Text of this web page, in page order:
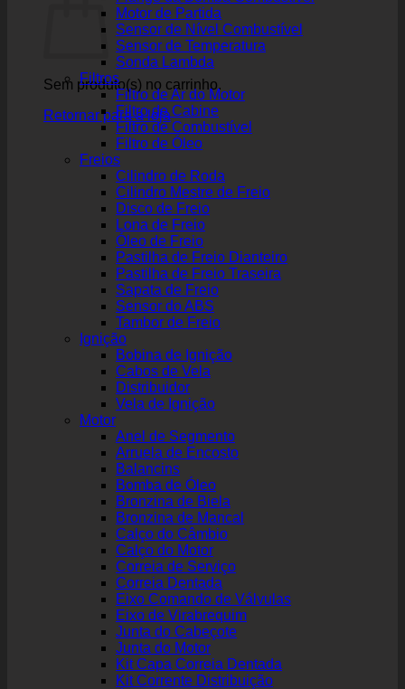
Sem produto(s) no carrinho.
Retornar para a loja
Motor de Partida
Sensor de Nível Combustível
Sensor de Temperatura
Sonda Lambda
Filtros
Filtro de Ar do Motor
Filtro de Cabine
Filtro de Combustível
Filtro de Óleo
Freios
Cilindro de Roda
Cilindro Mestre de Freio
Disco de Freio
Lona de Freio
Óleo de Freio
Pastilha de Freio Dianteiro
Pastilha de Freio Traseira
Sapata de Freio
Sensor do ABS
Tambor de Freio
Ignição
Bobina de Ignição
Cabos de Vela
Distribuidor
Vela de Ignição
Motor
Anel de Segmento
Arruela de Encosto
Balancins
Bomba de Óleo
Bronzina de Biela
Bronzina de Mancal
Calço do Câmbio
Calço do Motor
Correia de Serviço
Correia Dentada
Eixo Comando de Válvulas
Eixo de Virabrequim
Junta do Cabeçote
Junta do Motor
Kit Capa Correia Dentada
Kit Corrente Distribuição